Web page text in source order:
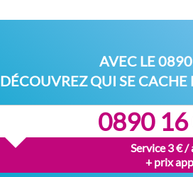
AVEC LE
DÉCOUVREZ QUI SE
0890
Service 3 € /
+ prix